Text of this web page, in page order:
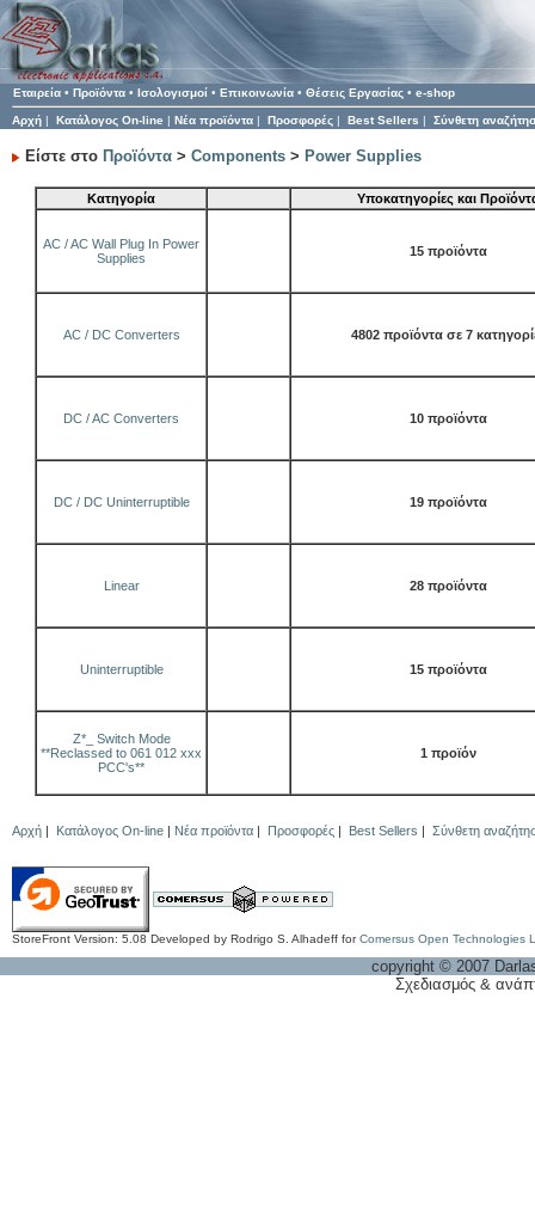
Εταιρεία • Προϊόντα • Ισολογισμοί • Επικοινωνία • Θέσεις Εργασίας • e-shop
Αρχή | Κατάλογος On-line | Νέα προϊόντα | Προσφορές | Best Sellers | Σύνθετη
Είστε στο Προϊόντα > Components > Power Supplies
Κατηγορία Υποκατηγορίες και
AC / AC Wall Plug In Power
Supplies
15 προϊόντα
AC / DC Converters 4802 προϊόντα σε 7
DC / AC Converters 10 προϊόντα
DC / DC Uninterruptible 19 προϊόντα
Linear 28 προϊόντα
Uninterruptible 15 προϊόντα
Z*_ Switch Mode
**Reclassed to 061 012 xxx
PCC's**
1 προϊόν
Αρχή Κατάλογος On-line Νέα προϊόντα Προσφορές Best Sellers Σύνθετη
StoreFront Version: 5.08 Developed by Rodrigo S. Alhadeff forComersus Open Technologies
copyright © 2007
Σχεδιασμός &